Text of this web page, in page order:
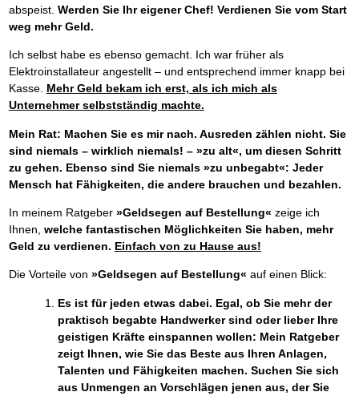
abspeist. Werden Sie Ihr eigener Chef! Verdienen Sie vom Start
weg mehr Geld.
Ich selbst habe es ebenso gemacht. Ich war früher als
Elektroinstallateur angestellt – und entsprechend immer knapp bei
Kasse. Mehr Geld bekam ich erst, als ich mich als
Unternehmer selbstständig machte.
Mein Rat: Machen Sie es mir nach. Ausreden zählen nicht. Sie
sind niemals – wirklich niemals! – »zu alt«, um diesen Schritt
zu gehen. Ebenso sind Sie niemals »zu unbegabt«: Jeder
Mensch hat Fähigkeiten, die andere brauchen und bezahlen.
In meinem Ratgeber »Geldsegen auf Bestellung« zeige ich
Ihnen, welche fantastischen Möglichkeiten Sie haben, mehr
Geld zu verdienen. Einfach von zu Hause aus!
Die Vorteile von »Geldsegen auf Bestellung« auf einen Blick:
Es ist für jeden etwas dabei. Egal, ob Sie mehr der
praktisch begabte Handwerker sind oder lieber Ihre
geistigen Kräfte einspannen wollen: Mein Ratgeber
zeigt Ihnen, wie Sie das Beste aus Ihren Anlagen,
Talenten und Fähigkeiten machen. Suchen Sie sich
aus Unmengen an Vorschlägen jenen aus, der Sie